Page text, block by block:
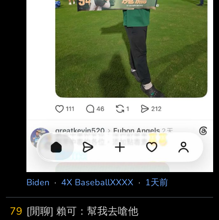
Biden · 4X BaseballXXXX · 1天前
79 [閒聊] 賴可：幫我去嗆他